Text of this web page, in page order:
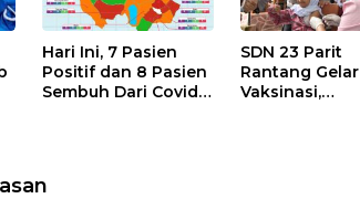
Hari Ini, 7 Pasien
Positif dan 8 Pasien
Sembuh Dari Covid-
SDN 23 Parit
Rantang Gelar
Vaksinasi,